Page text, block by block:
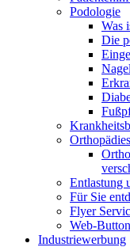
Podologie
Was
Die
Entlastung
Für Sie
Flyer
Web-
Industriewerbung